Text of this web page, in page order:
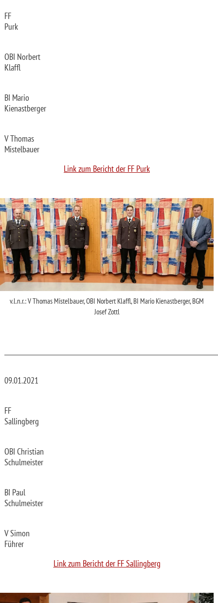
FF
Purk
OBI Norbert
Klaffl
BI Mario
Kienastberger
V Thomas
Mistelbauer
Link zum Bericht der FF Purk
v.l.n.r.: V Thomas Mistelbauer, OBI Norbert Klaffl, BI Mario Kienastberger, BGM
Josef Zottl
09.01.2021
FF
Sallingberg
OBI Christian
Schulmeister
BI Paul
Schulmeister
V Simon
Führer
Link zum Bericht der FF Sallingberg